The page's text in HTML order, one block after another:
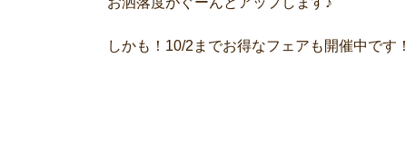
しかも！10/2までお得なフェアも開催中です！